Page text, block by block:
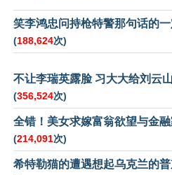
笑李鸿忠问持枪特警那句话的
(188,624次)
不让李瑞英露脸 习大大给刘云
(356,524次)
全错！美女求嫁富翁欲望与金
(214,091次)
希特勒猫的遭遇想起乌克兰的